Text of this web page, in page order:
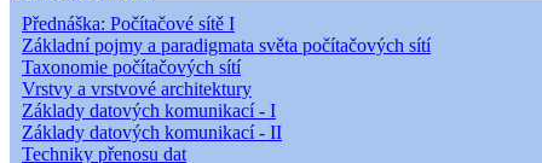
Přednáška: Počítačové sítě I
Základní pojmy a paradigmata světa počítačových sítí
Taxonomie počítačových sítí
Vrstvy a vrstvové architektury
Základy datových komunikací - I
Základy datových komunikací - II
Techniky přenosu dat